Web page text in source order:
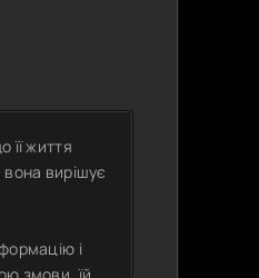
її життя
вирішує
і